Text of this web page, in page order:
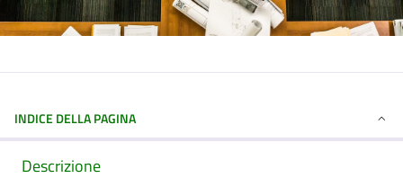
INDICE DELLA PAGINA
Descrizione